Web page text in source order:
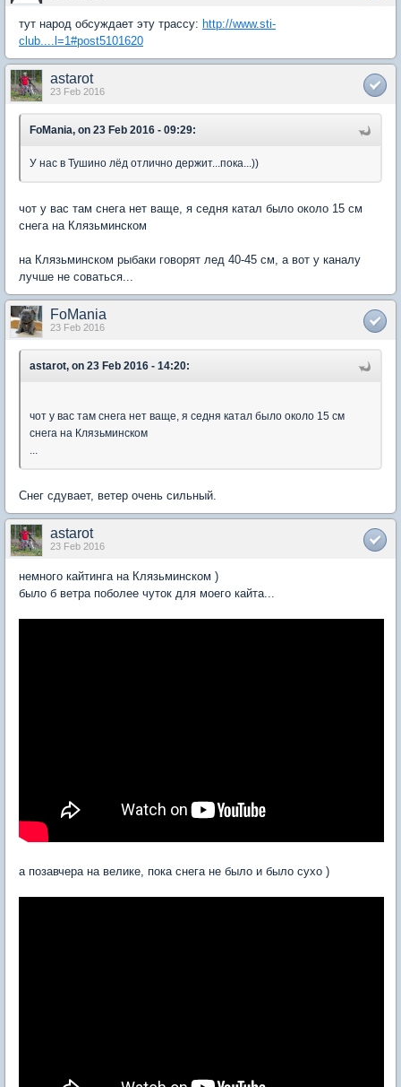
тут народ обсуждает эту трассу: http://www.sti-
club....l=1#post5101620
astarot
23 Feb 2016
FoMania, on 23 Feb 2016 - 09:29:
У нас в Тушино лёд отлично держит...пока...))
чот у вас там снега нет ваще, я седня катал было около 15 см
снега на Клязьминском
на Клязьминском рыбаки говорят лед 40-45 см, а вот у каналу
лучше не соваться...
FoMania
23 Feb 2016
astarot, on 23 Feb 2016 - 14:20:
чот у вас там снега нет ваще, я седня катал было около 15 см
снега на Клязьминском
Снег сдувает, ветер очень сильный.
astarot
23 Feb 2016
немного кайтинга на Клязьминском )
было б ветра поболее чуток для моего кайта...
а позавчера на велике, пока снега не было и было сухо )